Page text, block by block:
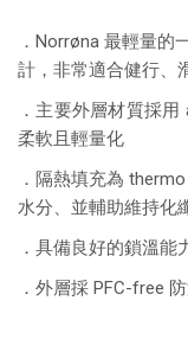
．Norrøna 最輕量的
計，非常適合健行、
．主要外層材質採
柔軟且輕量化
．隔熱填充為
水分、並輔助維持化
．具備良好的鎖溫
．外層採 PFC-free